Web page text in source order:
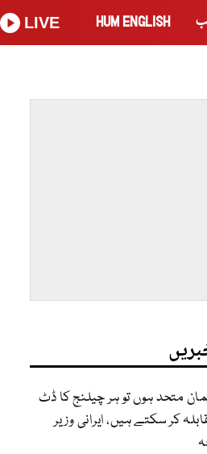
HUM ENGLISH
LIVE
متحد ہوں تو ہر چیلنج کا ڈٹ
کر سکتے ہیں، ایرانی وزیر